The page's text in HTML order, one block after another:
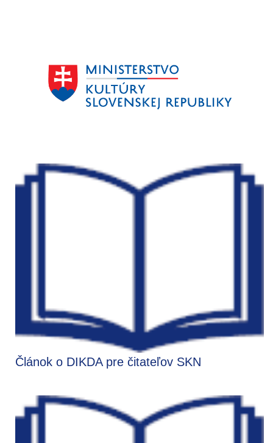
Článok o DIKDA pre čitateľov SKN